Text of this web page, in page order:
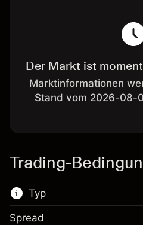
Der Markt ist
Marktinformationen
Stand vom 2026-08-
Trading-
Typ
Spread